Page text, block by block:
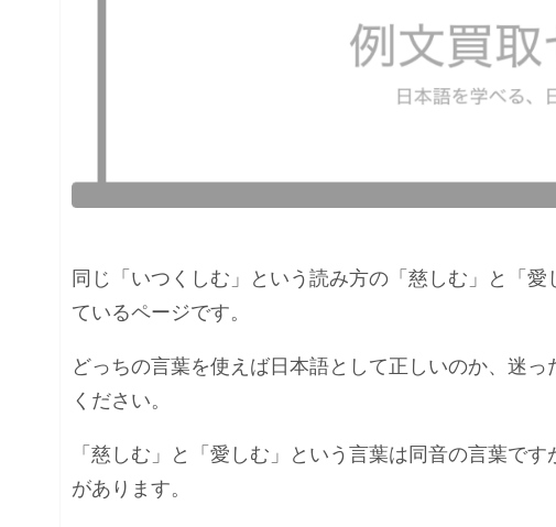
同じ「いつくしむ」という読み方の「慈しむ」と「
ているページです。
どっちの言葉を使えば日本語として正しいのか、迷
ください。
「慈しむ」と「愛しむ」という言葉は同音の言葉で
があります。